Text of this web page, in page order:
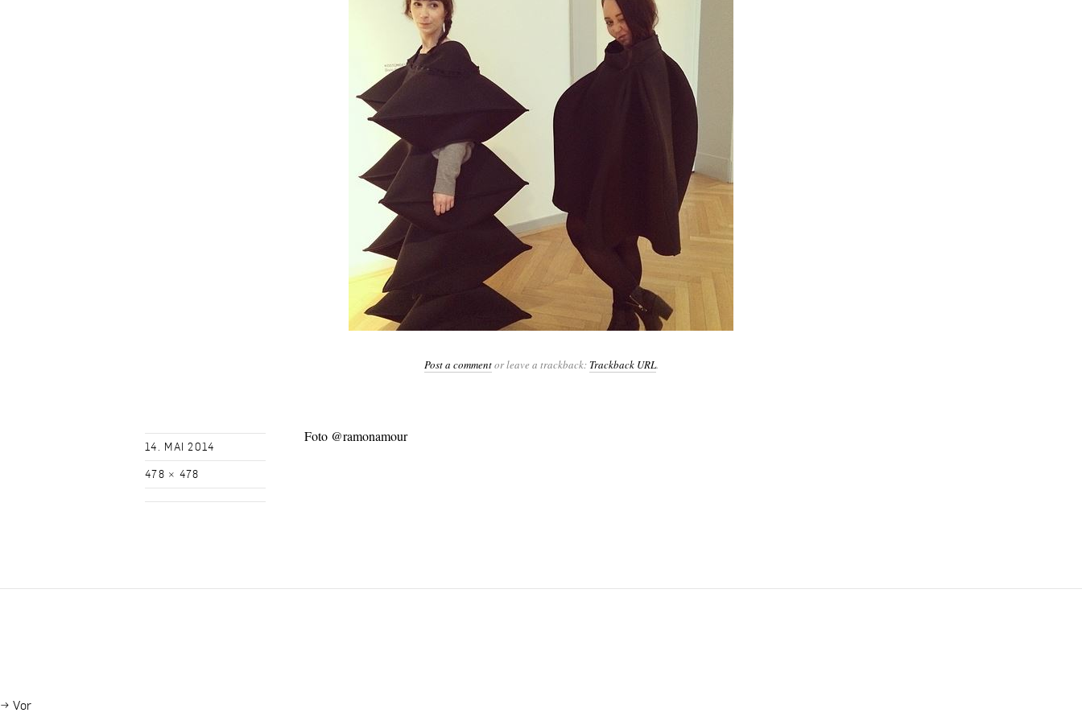
Post a commentor leave a trackback: Trackback URL.
14. MAI 2014
478 × 478
Foto @ramonamour
→ Vor